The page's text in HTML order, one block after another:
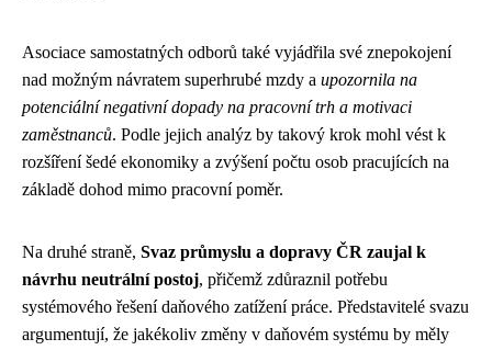
Asociace samostatných odborů také vyjádřila své znepokojení
nad možným návratem superhrubé mzdy a upozornila na
potenciální negativní dopady na pracovní trh a motivaci
zaměstnanců. Podle jejich analýz by takový krok mohl vést k
rozšíření šedé ekonomiky a zvýšení počtu osob pracujících na
základě dohod mimo pracovní poměr.
Na druhé straně, Svaz průmyslu a dopravy ČR zaujal k
návrhu neutrální postoj, přičemž zdůraznil potřebu
systémového řešení daňového zatížení práce. Představitelé svazu
argumentují, že jakékoliv změny v daňovém systému by měly